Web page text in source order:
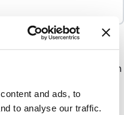
and ads, to
to analyse our traffic.
Non-Food-
Schauen Sie sich dann
an.
für feste und